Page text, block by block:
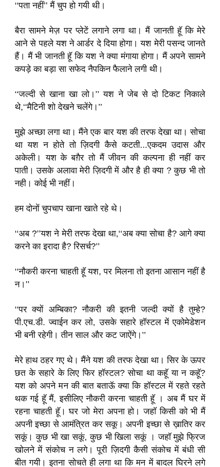
‘‘पता नहीं’’ मैं चुप हो गयी थी।
बैरा सामने मेज़ पर प्लेटें लगाने लगा था। मैं जानती हॅू कि मेरे
आने से पहले यश ने आर्डर दे दिया होगा। यश मेरी पसन्द जानते
हैं। मैं भी जानती हॅू कि यश ने क्या मंगाया होगा। मैं अपने सामने
कपड़े का बड़ा सा सफेद नैपकिन फैलाने लगी थी।
‘‘जल्दी से खाना खा लो।’’ यश ने जेब से दो टिकट निकाले
थे,‘‘मैटिनी शो देखने चलेंगे।’’
मुझे अच्छा लगा था। मैंने एक बार यश की तरफ देखा था। सोचा
था यश न होते तो ज़िदगी कैसे कटती...एकदम उदास और
अकेली। यश के बग़ैर तो मैं जीवन की कल्पना ही नहीं कर
पाती। उसके अलावा मेरी ज़िदगी में और है ही क्या ? कुछ भी तो
नही। कोई भी नहीं।
हम दोनों चुपचाप खाना खाते रहे थे।
‘‘अब ?’’यश ने मेरी तरफ देखा था,‘‘अब क्या सोचा है? आगे क्या
करने का इरादा है? रिसर्च?’’
‘‘नौकरी करना चाहती हॅू यश, पर मिलना तो इतना आसान नहीं है
न।’’
‘‘पर क्यों अम्बिका? नौकरी की इतनी जल्दी क्यों है तुम्हे?
पी.एच.डी. ज्वाईन कर लो, उसके सहारे हॉस्टल में एकोमेडेशन
भी बनी रहेगी। तीन साल और कट जाऐंगे।’’
मेरे हाथ ठहर गए थे। मैंने यश की तरफ देखा था। सिर के ऊपर
छत के सहारे के लिए फिर हॉस्टल? सोचा था कहॅू या न कहॅू?
यश को अपने मन की बात बताऊॅ क्या कि हॉस्टल में रहते रहते
थक गई हॅू मैं, इसीलिए नौकरी करना चाहती हॅू । अब मैं घर में
रहना चाहती हॅू। घर जो मेरा अपना हो। जहॉ किसी को भी मैं
अपनी इच्छा से आमंत्रित कर सकू। अपनी इच्छा से ख़ातिर कर
सकूं। कुछ भी खा सकूं, कुछ भी खिला सकूं । जहॉ मुझे फ्रिज
खोलने में संकोच न लगे। पूरी ज़िदगी कैसी संकोच में बंधी सी
बीत गयी। इतना सोचते ही लगा था कि मन में बादल घिरने लगे